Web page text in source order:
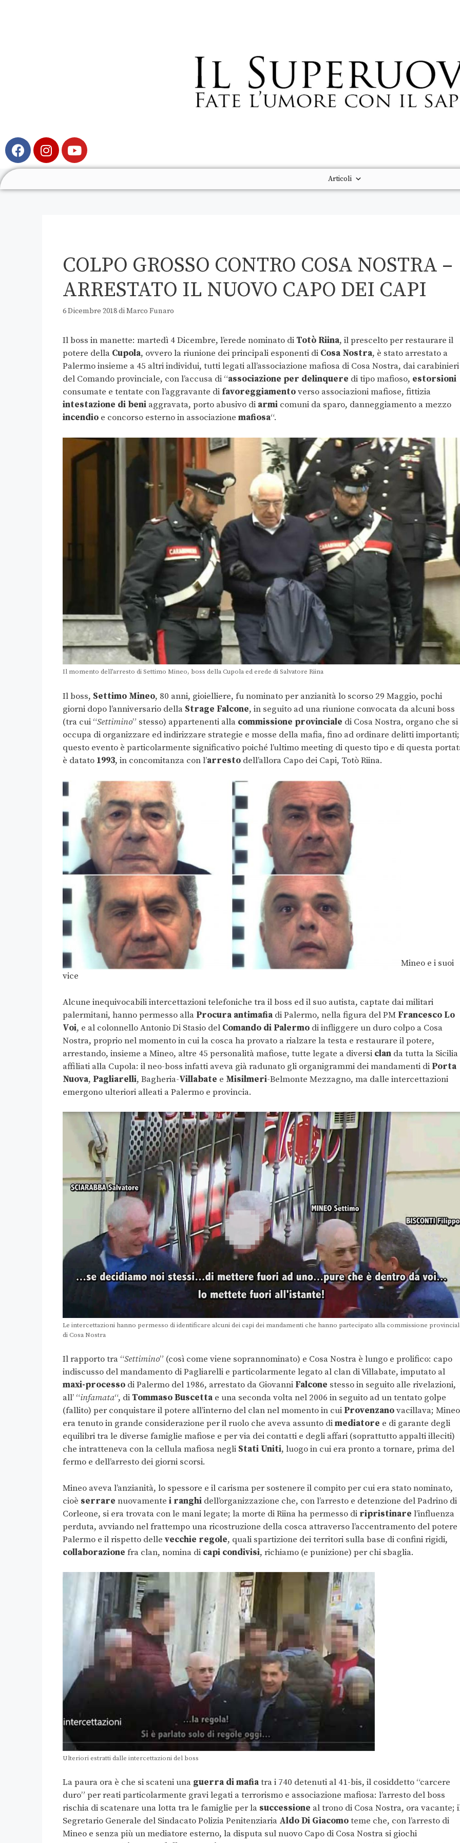
Articoli
COLPO GROSSO CONTRO COSA NOSTRA –
ARRESTATO IL NUOVO CAPO DEI CAPI
6 Dicembre 2018diMarco Funaro
Il boss in manette: martedì 4 Dicembre, l’erede nominato di Totò Riina, il prescelto per restaurare il
potere della Cupola, ovvero la riunione dei principali esponenti di Cosa Nostra, è stato arrestato a
Palermo insieme a 45 altri individui, tutti legati all’associazione mafiosa di Cosa Nostra, dai carabinieri
del Comando provinciale, con l’accusa di “associazione per delinquere di tipo mafioso, estorsioni
consumate e tentate con l’aggravante di favoreggiamentoverso associazioni mafiose, fittizia
intestazione di beni aggravata, porto abusivo di armi comuni da sparo, danneggiamento a mezzo
incendio e concorso esterno in associazione mafiosa“.
Il momento dell’arresto di Settimo Mineo, boss della Cupola ed erede di Salvatore Riina
Il boss, Settimo Mineo, 80 anni, gioielliere, fu nominato per anzianità lo scorso 29 Maggio, pochi
giorni dopo l’anniversario della Strage Falcone, in seguito ad una riunione convocata da alcuni boss
(tra cui “Settimino” stesso) appartenenti alla commissione provinciale di Cosa Nostra, organo che si
occupa di organizzare ed indirizzare strategie e mosse della mafia, fino ad ordinare delitti importanti;
questo evento è particolarmente significativo poiché l’ultimo meeting di questo tipo e di questa
è datato 1993, in concomitanza con l’arresto dell’allora Capo dei Capi, Totò Riina.
Mineo e i suoi
vice
Alcune inequivocabili intercettazioni telefoniche tra il boss ed il suo autista, captate dai militari
palermitani, hanno permesso alla Procura antimafia di Palermo, nella figura del PM Francesco Lo
Voi, e al colonnello Antonio Di Stasio del Comando di Palermo di infliggere un duro colpo a Cosa
Nostra, proprio nel momento in cui la cosca ha provato a rialzare la testa e restaurare il potere,
arrestando, insieme a Mineo, altre 45 personalità mafiose, tutte legate a diversi clan da tutta la Sicilia
affiliati alla Cupola: il neo-boss infatti aveva già radunato gli organigrammi dei mandamenti di Porta
Nuova, Pagliarelli, Bagheria-Villabate e Misilmeri-Belmonte Mezzagno, ma dalle intercettazioni
emergono ulteriori alleati a Palermo e provincia.
Le intercettazioni hanno permesso di identificare alcuni dei capi dei mandamenti che hanno partecipato alla commissione
di Cosa Nostra
Il rapporto tra “Settimino” (così come viene soprannominato) e Cosa Nostra è lungo e prolifico: capo
indiscusso del mandamento di Pagliarelli e particolarmente legato al clan di Villabate, imputato al
maxi-processo di Palermo del 1986, arrestato da Giovanni Falcone stesso in seguito alle rivelazioni,
all’ “infamata“, di TommasoBuscetta e una seconda volta nel 2006 in seguito ad un tentato golpe
(fallito) per conquistare il potere all’interno del clan nel momento in cui Provenzanovacillava; Mineo
era tenuto in grande considerazione per il ruolo che aveva assunto dimediatore e di garante degli
equilibri tra le diverse famiglie mafiose e per via dei contatti e degli affari (soprattutto appalti illeciti)
che intratteneva con la cellula mafiosa negli Stati Uniti, luogo in cui era pronto a tornare, prima del
fermo e dell’arresto dei giorni scorsi.
Mineo aveva l’anzianità, lo spessore e il carisma per sostenere il compito per cui era stato nominato,
cioè serrare nuovamente i ranghi dell’organizzazione che, con l’arresto e detenzione del Padrino di
Corleone, si era trovata con le mani legate; la morte di Riina ha permesso di ripristinare l’influenza
perduta, avviando nel frattempo una ricostruzione della cosca attraverso l’accentramento del potere
Palermo e il rispetto delle vecchie regole, quali spartizione dei territori sulla base di confini rigidi,
collaborazione fra clan, nomina di capi condivisi, richiamo (e punizione) per chi sbaglia.
Ulteriori estratti dalle intercettazioni del boss
La paura ora è che si scateni una guerra di mafiatra i 740 detenuti al 41-bis, il cosiddetto “carcere
duro” per reati particolarmente gravi legati a terrorismo e associazione mafiosa: l’arresto del boss
rischia di scatenare una lotta tra le famiglie per la successione al trono di Cosa Nostra, ora vacante;
Segretario Generale del Sindacato Polizia Penitenziaria Aldo Di Giacomoteme che, con l’arresto di
Mineo e senza più un mediatore esterno, la disputa sul nuovo Capo di Cosa Nostra si giochi